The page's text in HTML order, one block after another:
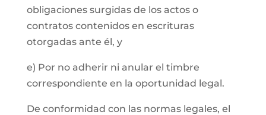
obligaciones surgidas de los actos o
contratos contenidos en escrituras
otorgadas ante él, y
e) Por no adherir ni anular el timbre
correspondiente en la oportunidad legal.
De conformidad con las normas legales, el